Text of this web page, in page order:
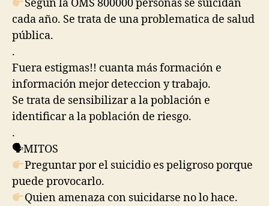
Según la OMS 800000 personas se suicidan
cada año. Se trata de una problematica de salud
pública.
.
Fuera estigmas!! cuanta más formación e
información mejor deteccion y trabajo.
Se trata de sensibilizar a la población e
identificar a la población de riesgo.
.
🗣MITOS
Preguntar por el suicidio es peligroso porque
puede provocarlo.
Quien amenaza con suicidarse no lo hace.